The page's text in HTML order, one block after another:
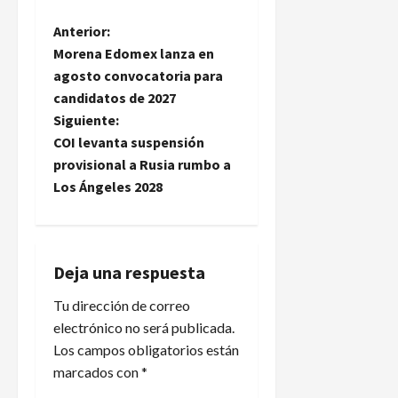
N
a
v
e
g
c
i
ó
n
Anterior:
Morena Edomex lanza en
agosto convocatoria para
candidatos de 2027
Siguiente:
COI levanta suspensión
provisional a Rusia rumbo a
Los Ángeles 2028
Deja una respuesta
Tu dirección de correo
electrónico no será publicada.
Los campos obligatorios están
marcados con*